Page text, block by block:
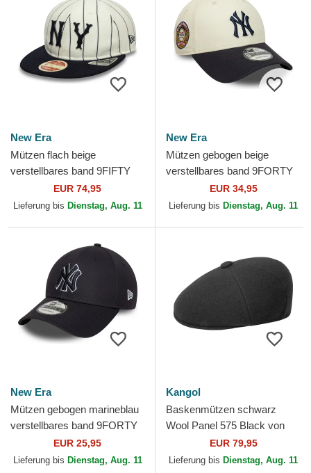
New Era
Mützen flach beige
verstellbares band 9FIFTY
Retro Crown Heritage der
New York Yankees MLB
EUR 74,95
Lieferung bis Dienstag, Aug. 11
New Era
Mützen gebogen beige
verstellbares band 9FORTY
World Series der New York
Yankees MLB von New Era
EUR 34,95
Lieferung bis Dienstag, Aug. 11
New Era
Mützen gebogen marineblau
verstellbares band 9FORTY
Outline der New York
Yankees MLB von New Era
EUR 25,95
Lieferung bis Dienstag, Aug. 11
Kangol
Baskenmützen schwarz
Wool Panel 575 Black von
EUR 79,95
Lieferung bis Dienstag, Aug. 11